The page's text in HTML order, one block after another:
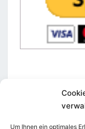
Um Ihnen ein optimales